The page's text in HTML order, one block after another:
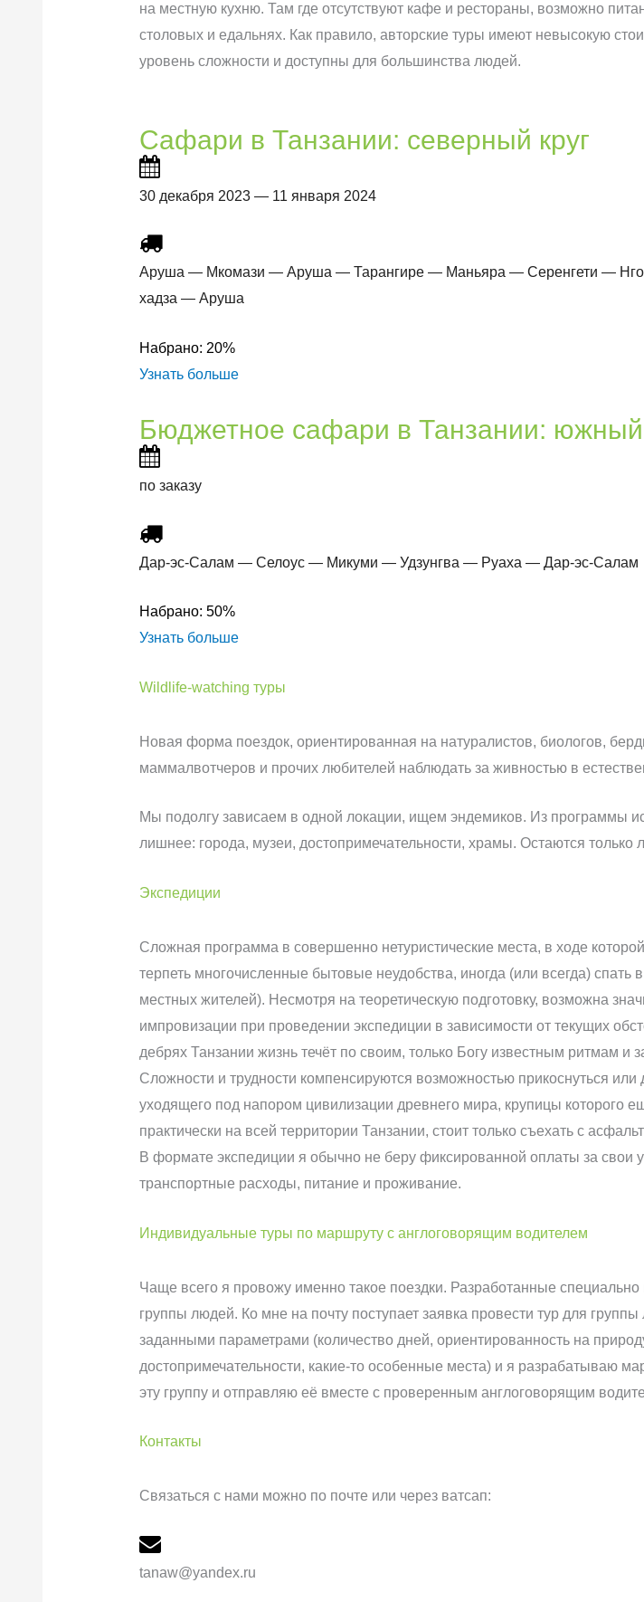
на местную кухню. Там где отсутствуют кафе и рестораны, возможно
столовых и едальнях. Как правило, авторские туры имеют невысокую
уровень сложности и доступны для большинства людей.
Сафари в Танзании: северный круг
30 декабря 2023 — 11 января 2024
Аруша — Мкомази — Аруша — Тарангире — Маньяра — Серенгети —
хадза — Аруша
Набрано: 20%
Узнать больше
Бюджетное сафари в Танзании: южный
по заказу
Дар-эс-Салам — Селоус — Микуми — Удзунгва — Руаха — Дар-эс-Салам
Набрано: 50%
Узнать больше
Wildlife-watching туры
Новая форма поездок, ориентированная на натуралистов, биологов,
маммалвотчеров и прочих любителей наблюдать за живностью в
Мы подолгу зависаем в одной локации, ищем эндемиков. Из программы
лишнее: города, музеи, достопримечательности, храмы. Остаются только
Экспедиции
Сложная программа в совершенно нетуристические места, в ходе
терпеть многочисленные бытовые неудобства, иногда (или всегда) спать
местных жителей). Несмотря на теоретическую подготовку, возможна
импровизации при проведении экспедиции в зависимости от текущих
дебрях Танзании жизнь течёт по своим, только Богу известным ритмам и
Сложности и трудности компенсируются возможностью прикоснуться или
уходящего под напором цивилизации древнего мира, крупицы которого
практически на всей территории Танзании, стоит только съехать с
В формате экспедиции я обычно не беру фиксированной оплаты за свои
транспортные расходы, питание и проживание.
Индивидуальные туры по маршруту с англоговорящим водителем
Чаще всего я провожу именно такое поездки. Разработанные специально
группы людей. Ко мне на почту поступает заявка провести тур для
заданными параметрами (количество дней, ориентированность на
достопримечательности, какие-то особенные места) и я разрабатываю
эту группу и отправляю её вместе с проверенным англоговорящим
Контакты
Связаться с нами можно по почте или через ватсап:
tanaw@yandex.ru